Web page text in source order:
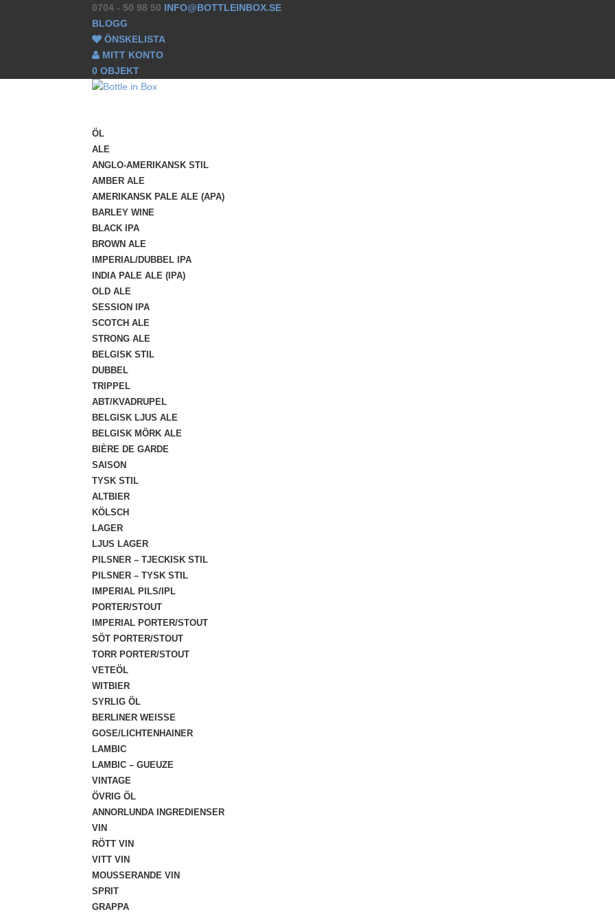
0704 - 50 98 50 INFO@BOTTLEINBOX.SE
BLOGG
ÖNSKELISTA
MITT KONTO
0 OBJEKT
ÖL
ALE
ANGLO-AMERIKANSK STIL
AMBER ALE
AMERIKANSK PALE ALE (APA)
BARLEY WINE
BLACK IPA
BROWN ALE
IMPERIAL/DUBBEL IPA
INDIA PALE ALE (IPA)
OLD ALE
SESSION IPA
SCOTCH ALE
STRONG ALE
BELGISK STIL
DUBBEL
TRIPPEL
ABT/KVADRUPEL
BELGISK LJUS ALE
BELGISK MÖRK ALE
BIÈRE DE GARDE
SAISON
TYSK STIL
ALTBIER
KÖLSCH
LAGER
LJUS LAGER
PILSNER – TJECKISK STIL
PILSNER – TYSK STIL
IMPERIAL PILS/IPL
PORTER/STOUT
IMPERIAL PORTER/STOUT
SÖT PORTER/STOUT
TORR PORTER/STOUT
VETEÖL
WITBIER
SYRLIG ÖL
BERLINER WEISSE
GOSE/LICHTENHAINER
LAMBIC
LAMBIC – GUEUZE
VINTAGE
ÖVRIG ÖL
ANNORLUNDA INGREDIENSER
VIN
RÖTT VIN
VITT VIN
MOUSSERANDE VIN
SPRIT
GRAPPA